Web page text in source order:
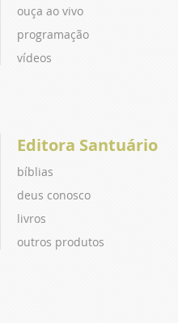
ouça ao vivo
programação
vídeos
Editora Santuário
bíblias
deus conosco
livros
outros produtos